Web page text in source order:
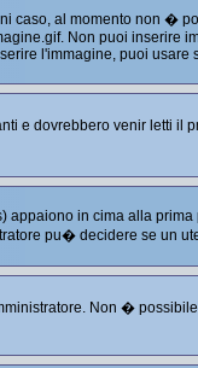
caso, al momento non �
Non puoi inserire
l'immagine, puoi
e dovrebbero venir letti
appaiono in cima alla
pu� decidere se un
Non �